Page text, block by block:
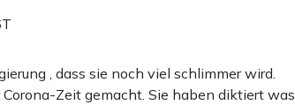
, dass sie noch viel schlimmer wird.
Zeit gemacht. Sie haben diktiert was